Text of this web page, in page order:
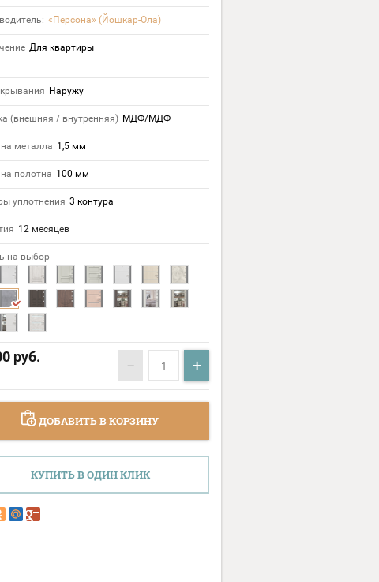
«Персона» (Йошкар-Ола)
Для квартиры
Наружу
(внешняя / внутренняя) МДФ/МДФ
металла 1,5 мм
полотна 100 мм
уплотнения 3 контура
12 месяцев
на выбор
руб. − +
ДОБАВИТЬ В КОРЗИНУ
КУПИТЬ В ОДИН КЛИК